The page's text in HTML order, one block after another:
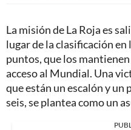
La misión de La Roja es
lugar de la clasificación
puntos, que los
acceso al Mundial. Una
que están un escalón y un
seis, se plantea como un